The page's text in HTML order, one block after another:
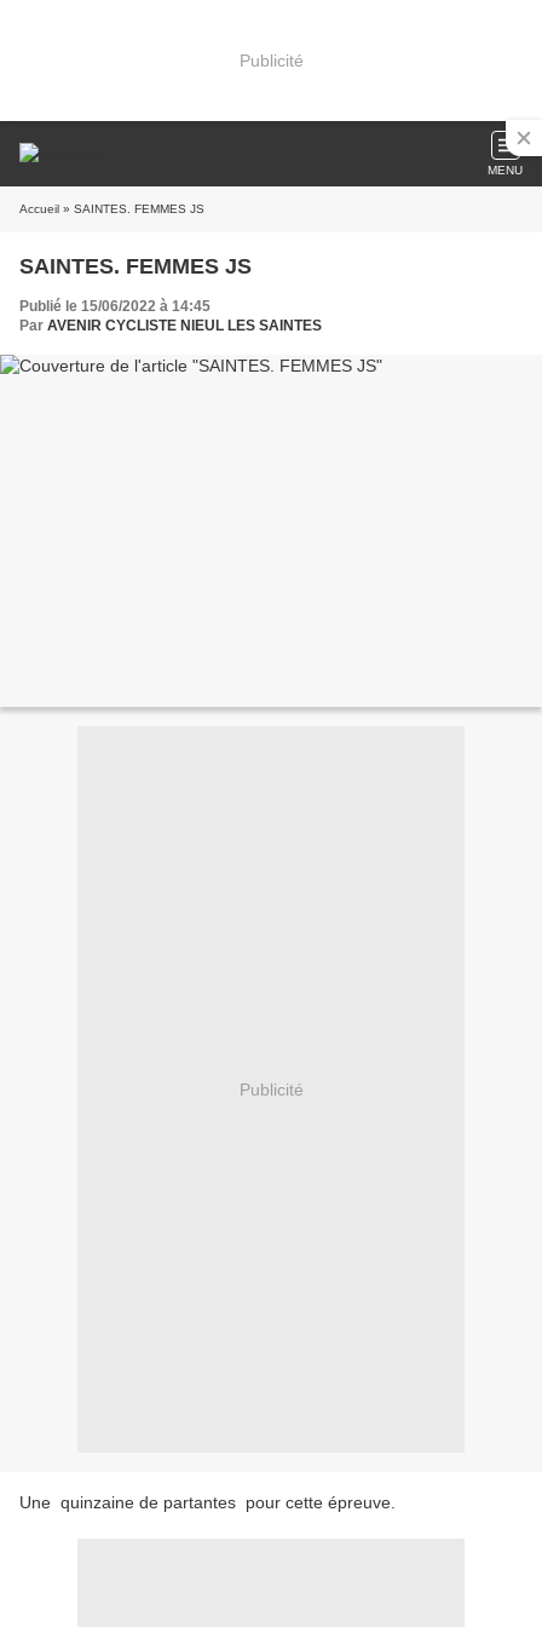
Publicité
MENU
Accueil » SAINTES. FEMMES JS
SAINTES. FEMMES JS
Publié le 15/06/2022 à 14:45
Par AVENIR CYCLISTE NIEUL LES SAINTES
Publicité
Une quinzaine de partantes pour cette épreuve.